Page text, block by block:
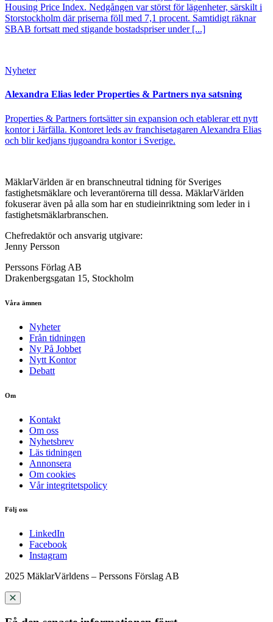
Housing Price Index. Nedgången var störst för lägenheter, särskilt i
Storstockholm där priserna föll med 7,1 procent. Samtidigt räknar
SBAB fortsatt med stigande bostadspriser under [...]
Nyheter
Alexandra Elias leder Properties & Partners nya satsning
Properties & Partners fortsätter sin expansion och etablerar ett nytt
kontor i Järfälla. Kontoret leds av franchisetagaren Alexandra Elias
och blir kedjans tjugoandra kontor i Sverige.
MäklarVärlden är en branschneutral tidning för Sveriges
fastighetsmäklare och leverantörerna till dessa. MäklarVärlden
fokuserar även på alla som har en studieinriktning som leder in i
fastighetsmäklarbranschen.
Chefredaktör och ansvarig utgivare:
Jenny Persson
Perssons Förlag AB
Drakenbergsgatan 15, Stockholm
Våra ämnen
Nyheter
Från tidningen
Ny På Jobbet
Nytt Kontor
Debatt
Om
Kontakt
Om oss
Nyhetsbrev
Läs tidningen
Annonsera
Om cookies
Vår integritetspolicy
Följ oss
LinkedIn
Facebook
Instagram
2025 MäklarVärldens – Perssons Förslag AB